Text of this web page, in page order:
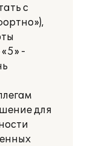
с
-
для